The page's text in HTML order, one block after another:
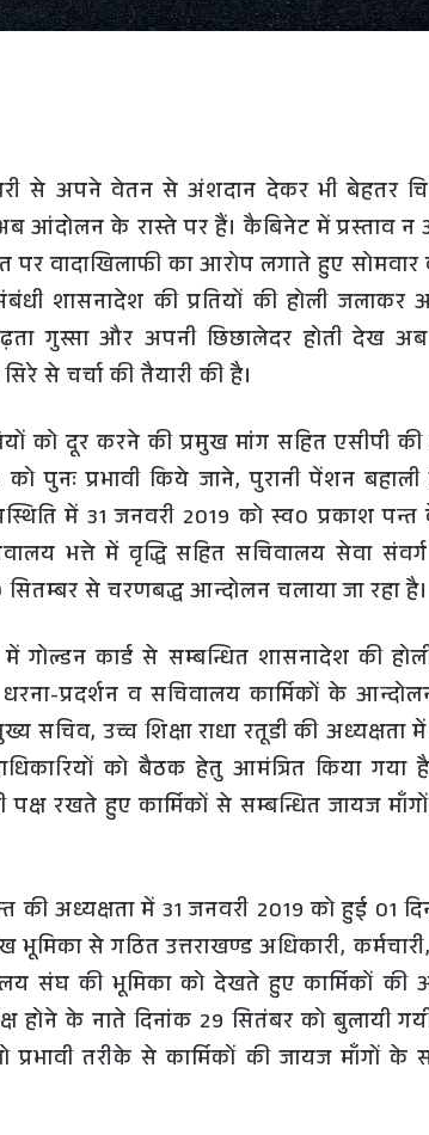
से अपने वेतन से अंशदान देकर भी बेहतर
आंदोलन के रास्ते पर हैं। कैबिनेट में प्रस्ताव न
पर वादाखिलाफी का आरोप लगाते हुए
शासनादेश की प्रतियों की होली
बढ़ता गुस्सा और अपनी छिछालेदर होती देख
से चर्चा की तैयारी की है।
को दूर करने की प्रमुख मांग सहित एसीपी की
पुनः प्रभावी किये जाने, पुरानी पेंशन
में 31 जनवरी 2019 को स्व0 प्रकाश
भत्ते में वृद्धि सहित सचिवालय सेवा
से चरणबद्ध आन्दोलन चलाया जा रहा है।
गोल्डन कार्ड से सम्बन्धित शासनादेश की
प्रदर्शन व सचिवालय कार्मिकों के
उच्च शिक्षा राधा रतूडी की अध्यक्षता
को बैठक हेतु आमंत्रित किया गया
पक्ष रखते हुए कार्मिकों से सम्बन्धित जायज
अध्यक्षता में 31 जनवरी 2019 को हुई 01
से गठित उत्तराखण्ड अधिकारी,
संघ की भूमिका को देखते हुए कार्मिकों की
होने के नाते दिनांक 29 सितंबर को बुलायी
तरीके से कार्मिकों की जायज माँगों के